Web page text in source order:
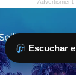
Escuchar